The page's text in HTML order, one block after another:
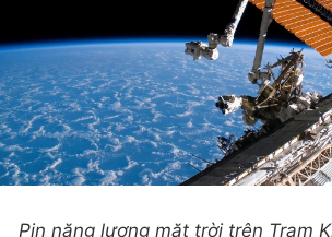
Pin năng lượng mặt trời trên Trạm